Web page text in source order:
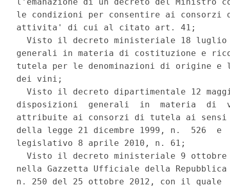
le condizioni per consentire ai
attivita' di cui al citato art. 41;
Visto il decreto ministeriale 18
generali in materia di costituzione e
tutela per le denominazioni di origine e
dei vini;
Visto il decreto dipartimentale 12
disposizioni  generali  in  materia
attribuite ai consorzi di tutela ai sensi
della legge 21 dicembre 1999, n.  526
legislativo 8 aprile 2010, n. 61;
Visto il decreto ministeriale 9
nella Gazzetta Ufficiale della
n. 250 del 25 ottobre 2012, con il